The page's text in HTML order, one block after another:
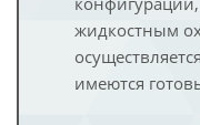
жидкостным
имеются